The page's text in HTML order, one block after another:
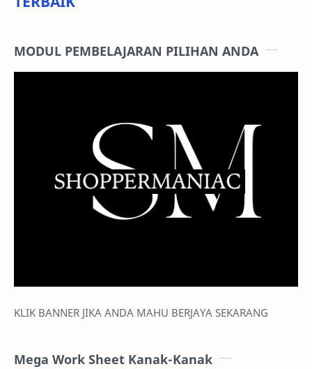
MODUL PEMBELAJARAN PILIHAN ANDA
KLIK BANNER JIKA ANDA MAHU BERJAYA SEKARANG
Mega Work Sheet Kanak-Kanak